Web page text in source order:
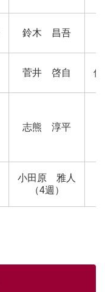
鈴木 昌吾
菅井 啓自
志熊 淳平
小田原 雅人
（4週）